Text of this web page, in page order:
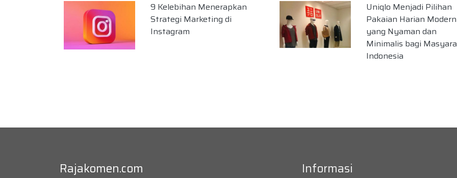
9 Kelebihan Menerapkan
Strategi Marketing di
Instagram
Uniqlo Menjadi Pilihan
Pakaian Harian Modern
yang Nyaman dan
Minimalis bagi
Indonesia
Rajakomen.com Informasi